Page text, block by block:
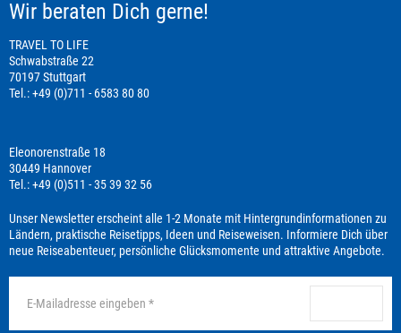
Wir beraten Dich gerne!
TRAVEL TO LIFE
Schwabstraße 22
70197 Stuttgart
Tel.: +49 (0)711 - 6583 80 80
Eleonorenstraße 18
30449 Hannover
Tel.: +49 (0)511 - 35 39 32 56
Unser Newsletter erscheint alle 1-2 Monate mit Hintergrundinformationen zu
Ländern, praktische Reisetipps, Ideen und Reiseweisen. Informiere Dich über
neue Reiseabenteuer, persönliche Glücksmomente und attraktive Angebote.